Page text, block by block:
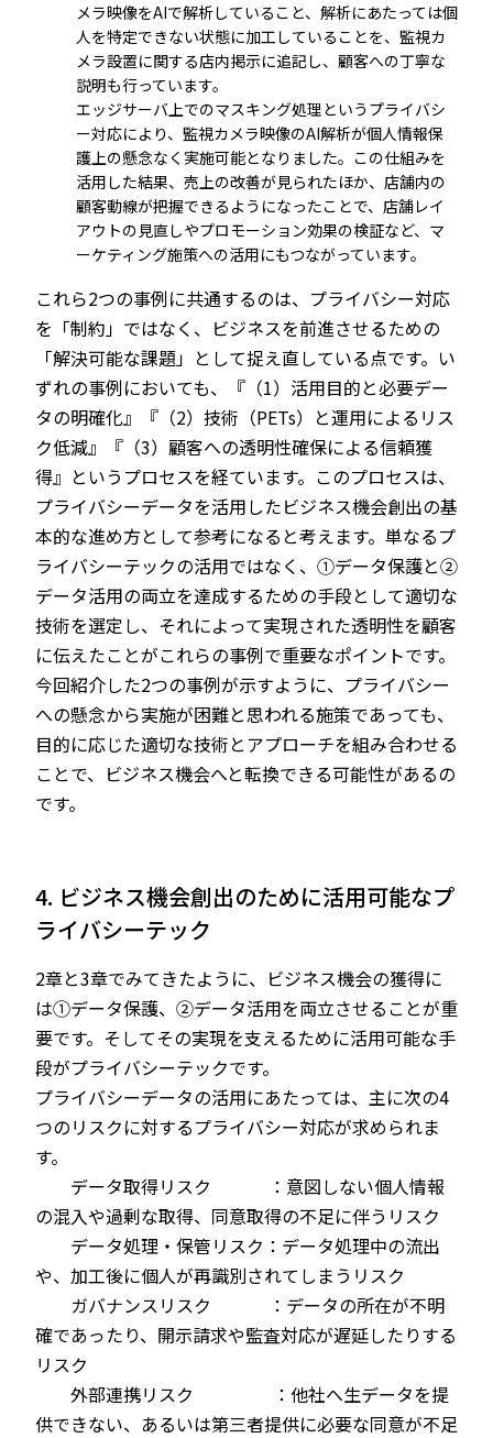
メラ映像をAIで解析していること、解析にあたっては個
人を特定できない状態に加工していることを、監視カ
メラ設置に関する店内掲示に追記し、顧客への丁寧な
説明も行っています。
エッジサーバ上でのマスキング処理というプライバシ
ー対応により、監視カメラ映像のAI解析が個人情報保
護上の懸念なく実施可能となりました。この仕組みを
活用した結果、売上の改善が見られたほか、店舗内の
顧客動線が把握できるようになったことで、店舗レイ
アウトの見直しやプロモーション効果の検証など、マ
ーケティング施策への活用にもつながっています。
これら2つの事例に共通するのは、プライバシー対応
を「制約」ではなく、ビジネスを前進させるための
「解決可能な課題」として捉え直している点です。い
ずれの事例においても、『（1）活用目的と必要デー
タの明確化』『（2）技術（PETs）と運用によるリス
ク低減』『（3）顧客への透明性確保による信頼獲
得』というプロセスを経ています。このプロセスは、
プライバシーデータを活用したビジネス機会創出の基
本的な進め方として参考になると考えます。単なるプ
ライバシーテックの活用ではなく、①データ保護と②
データ活用の両立を達成するための手段として適切な
技術を選定し、それによって実現された透明性を顧客
に伝えたことがこれらの事例で重要なポイントです。
今回紹介した2つの事例が示すように、プライバシー
への懸念から実施が困難と思われる施策であっても、
目的に応じた適切な技術とアプローチを組み合わせる
ことで、ビジネス機会へと転換できる可能性があるの
です。
4. ビジネス機会創出のために活用可能なプ
ライバシーテック
2章と3章でみてきたように、ビジネス機会の獲得に
は①データ保護、②データ活用を両立させることが重
要です。そしてその実現を支えるために活用可能な手
段がプライバシーテックです。
プライバシーデータの活用にあたっては、主に次の4
つのリスクに対するプライバシー対応が求められま
す。
データ取得リスク ：意図しない個人情報
の混入や過剰な取得、同意取得の不足に伴うリスク
データ処理・保管リスク：データ処理中の流出
や、加工後に個人が再識別されてしまうリスク
ガバナンスリスク ：データの所在が不明
確であったり、開示請求や監査対応が遅延したりする
リスク
外部連携リスク ：他社へ生データを提
供できない、あるいは第三者提供に必要な同意が不足